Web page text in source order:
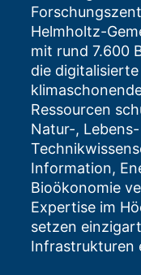
Helmholtz-
mit rund 7.600
die
Ressourcen
Natur-,
Information,
Bioökonomie
Expertise im
setzen
Infrastrukturen